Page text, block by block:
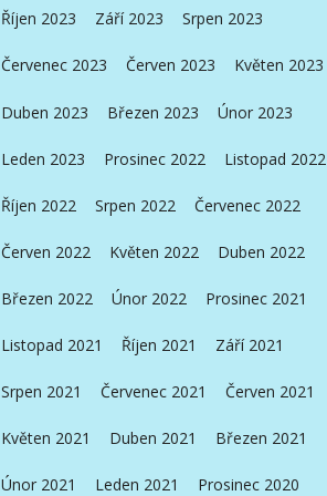
Říjen 2023 Září 2023 Srpen 2023
Červenec 2023 Červen 2023 Květen 2023
Duben 2023 Březen 2023 Únor 2023
Leden 2023 Prosinec 2022 Listopad 2022
Říjen 2022 Srpen 2022 Červenec 2022
Červen 2022 Květen 2022 Duben 2022
Březen 2022 Únor 2022 Prosinec 2021
Listopad 2021 Říjen 2021 Září 2021
Srpen 2021 Červenec 2021 Červen 2021
Květen 2021 Duben 2021 Březen 2021
Únor 2021 Leden 2021 Prosinec 2020